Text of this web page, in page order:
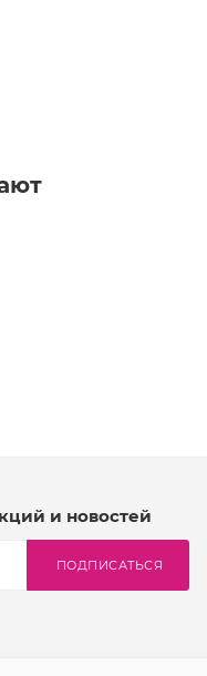
и новостей
ПОДПИСАТЬСЯ